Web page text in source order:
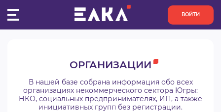
ВОЙТИ
КОНКУРСЫ
ОРГАНИЗАЦИИ
ОРГАНИЗАЦИИ
В нашей базе собрана информация обо всех
организациях некоммерческого сектора Югры:
НКО, социальных предпринимателях, ИП, а также
инициативных групп без регистрации.